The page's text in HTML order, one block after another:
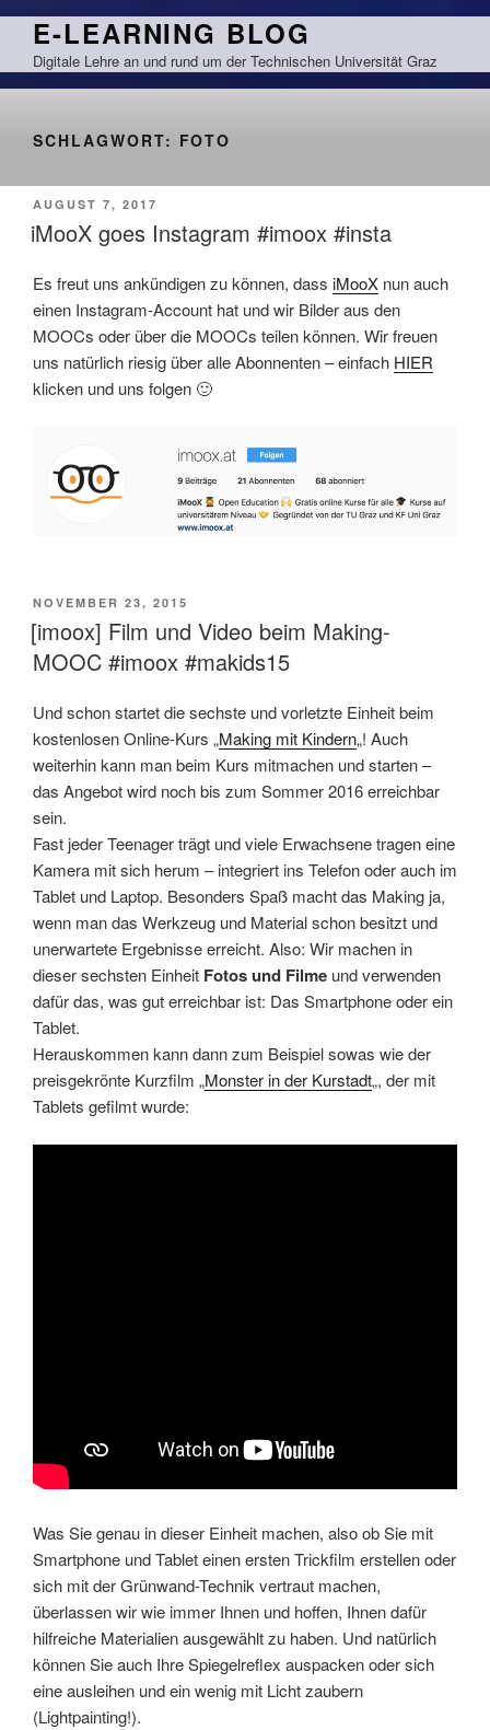
Zum
springen
E-LEARNING BLOG
Digitale Lehre an und rund um der Technischen Universität Graz
SCHLAGWORT: FOTO
VERÖFFENTLICHT
AM
AUGUST 7, 2017
iMooX goes Instagram #imoox #insta
Es freut uns ankündigen zu können, dass iMooX nun auch
einen Instagram-Account hat und wir Bilder aus den
MOOCs oder über die MOOCs teilen können. Wir freuen
uns natürlich riesig über alle Abonnenten – einfach HIER
klicken und uns folgen 🙂
VERÖFFENTLICHT
AM
NOVEMBER 23, 2015
[imoox] Film und Video beim Making-
MOOC #imoox #makids15
Und schon startet die sechste und vorletzte Einheit beim
kostenlosen Online-Kurs „Making mit Kindern„! Auch
weiterhin kann man beim Kurs mitmachen und starten –
das Angebot wird noch bis zum Sommer 2016 erreichbar
sein.
Fast jeder Teenager trägt und viele Erwachsene tragen eine
Kamera mit sich herum – integriert ins Telefon oder auch im
Tablet und Laptop. Besonders Spaß macht das Making ja,
wenn man das Werkzeug und Material schon besitzt und
unerwartete Ergebnisse erreicht. Also: Wir machen in
dieser sechsten Einheit Fotos und Filme und verwenden
dafür das, was gut erreichbar ist: Das Smartphone oder ein
Tablet.
Herauskommen kann dann zum Beispiel sowas wie der
preisgekrönte Kurzfilm „Monster in der Kurstadt„, der mit
Tablets gefilmt wurde:
Was Sie genau in dieser Einheit machen, also ob Sie mit
Smartphone und Tablet einen ersten Trickfilm erstellen oder
sich mit der Grünwand-Technik vertraut machen,
überlassen wir wie immer Ihnen und hoffen, Ihnen dafür
hilfreiche Materialien ausgewählt zu haben. Und natürlich
können Sie auch Ihre Spiegelreflex auspacken oder sich
eine ausleihen und ein wenig mit Licht zaubern
(Lightpainting!).